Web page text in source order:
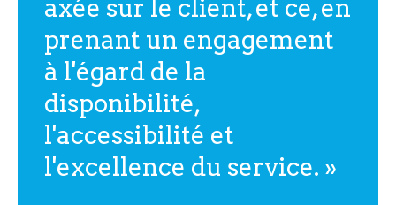
axée sur le client, et ce, en
prenant un engagement
à l'égard de la
disponibilité,
l'accessibilité et
l'excellence du service. »